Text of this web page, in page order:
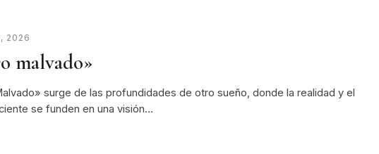
2026
malvado»
surge de las profundidades de otro sueño, donde la realidad y el
se funden en una visión…